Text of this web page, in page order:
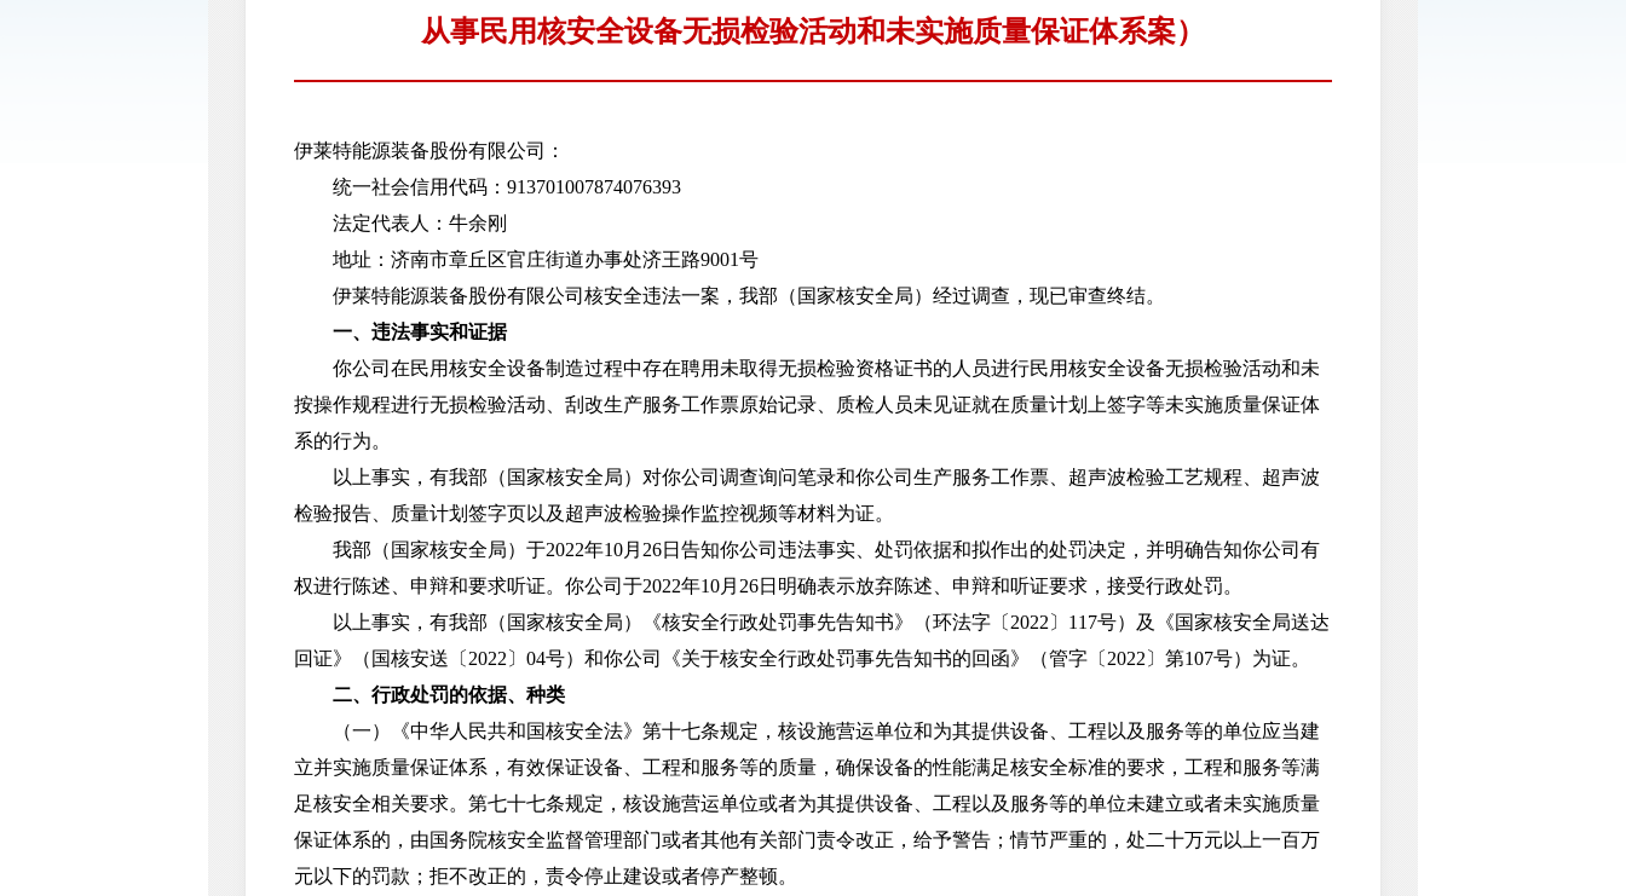
从事民用核安全设备无损检验活动和未实施质量保证体系案）
伊莱特能源装备股份有限公司：
统一社会信用代码：913701007874076393
法定代表人：牛余刚
地址：济南市章丘区官庄街道办事处济王路9001号
伊莱特能源装备股份有限公司核安全违法一案，我部（国家核安全局）经过调查，现已审查终结。
一、违法事实和证据
你公司在民用核安全设备制造过程中存在聘用未取得无损检验资格证书的人员进行民用核安全设备无损检验活动和未
按操作规程进行无损检验活动、刮改生产服务工作票原始记录、质检人员未见证就在质量计划上签字等未实施质量保证体
系的行为。
以上事实，有我部（国家核安全局）对你公司调查询问笔录和你公司生产服务工作票、超声波检验工艺规程、超声波
检验报告、质量计划签字页以及超声波检验操作监控视频等材料为证。
我部（国家核安全局）于2022年10月26日告知你公司违法事实、处罚依据和拟作出的处罚决定，并明确告知你公司有
权进行陈述、申辩和要求听证。你公司于2022年10月26日明确表示放弃陈述、申辩和听证要求，接受行政处罚。
以上事实，有我部（国家核安全局）《核安全行政处罚事先告知书》（环法字〔2022〕117号）及《国家核安全局送达
回证》（国核安送〔2022〕04号）和你公司《关于核安全行政处罚事先告知书的回函》（管字〔2022〕第107号）为证。
二、行政处罚的依据、种类
（一）《中华人民共和国核安全法》第十七条规定，核设施营运单位和为其提供设备、工程以及服务等的单位应当建
立并实施质量保证体系，有效保证设备、工程和服务等的质量，确保设备的性能满足核安全标准的要求，工程和服务等满
足核安全相关要求。第七十七条规定，核设施营运单位或者为其提供设备、工程以及服务等的单位未建立或者未实施质量
保证体系的，由国务院核安全监督管理部门或者其他有关部门责令改正，给予警告；情节严重的，处二十万元以上一百万
元以下的罚款；拒不改正的，责令停止建设或者停产整顿。